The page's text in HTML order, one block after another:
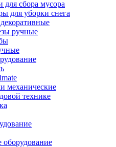
для сбора мусора
для уборки снега
ручные
механические
технике
оборудование